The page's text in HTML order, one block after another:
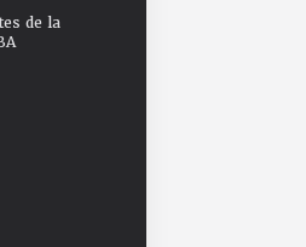
de la